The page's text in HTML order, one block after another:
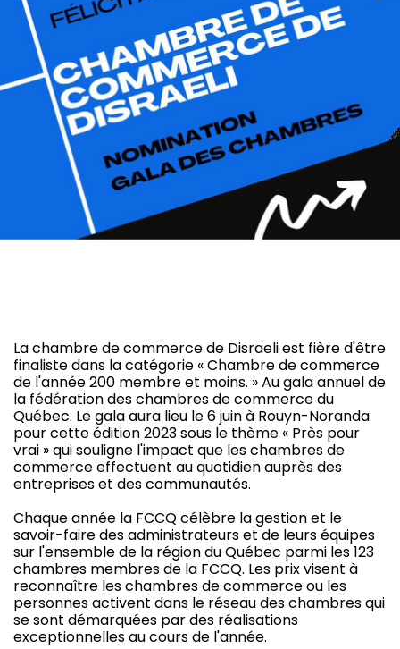
La chambre de commerce de Disraeli est fière d'être
finaliste dans la catégorie « Chambre de commerce
de l'année 200 membre et moins. » Au gala annuel de
la fédération des chambres de commerce du
Québec. Le gala aura lieu le 6 juin à Rouyn-Noranda
pour cette édition 2023 sous le thème « Près pour
vrai » qui souligne l'impact que les chambres de
commerce effectuent au quotidien auprès des
entreprises et des communautés.
Chaque année la FCCQ célèbre la gestion et le
savoir-faire des administrateurs et de leurs équipes
sur l'ensemble de la région du Québec parmi les 123
chambres membres de la FCCQ. Les prix visent à
reconnaître les chambres de commerce ou les
personnes activent dans le réseau des chambres qui
se sont démarquées par des réalisations
exceptionnelles au cours de l'année.